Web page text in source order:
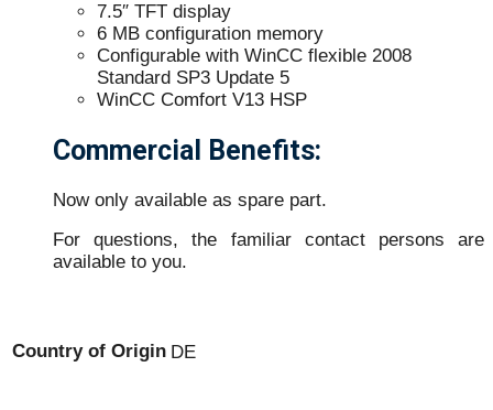
7.5″ TFT display
6 MB configuration memory
Configurable with WinCC flexible 2008
Standard SP3 Update 5
WinCC Comfort V13 HSP
Commercial Benefits:
Now only available as spare part.
For questions, the familiar contact persons are
available to you.
Country of Origin DE